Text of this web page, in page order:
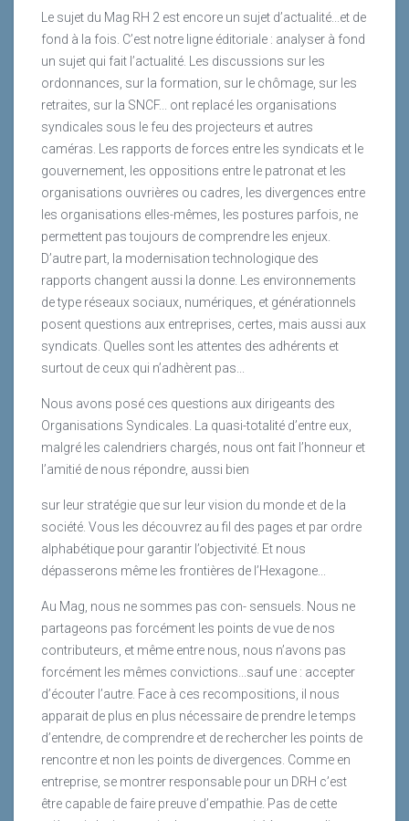
Le sujet du Mag RH 2 est encore un sujet d’actualité...et de
fond à la fois. C’est notre ligne éditoriale : analyser à fond
un sujet qui fait l’actualité. Les discussions sur les
ordonnances, sur la formation, sur le chômage, sur les
retraites, sur la SNCF... ont replacé les organisations
syndicales sous le feu des projecteurs et autres
caméras. Les rapports de forces entre les syndicats et le
gouvernement, les oppositions entre le patronat et les
organisations ouvrières ou cadres, les divergences entre
les organisations elles-mêmes, les postures parfois, ne
permettent pas toujours de comprendre les enjeux.
D’autre part, la modernisation technologique des
rapports changent aussi la donne. Les environnements
de type réseaux sociaux, numériques, et générationnels
posent questions aux entreprises, certes, mais aussi aux
syndicats. Quelles sont les attentes des adhérents et
surtout de ceux qui n’adhèrent pas...
Nous avons posé ces questions aux dirigeants des
Organisations Syndicales. La quasi-totalité d’entre eux,
malgré les calendriers chargés, nous ont fait l’honneur et
l’amitié de nous répondre, aussi bien
sur leur stratégie que sur leur vision du monde et de la
société. Vous les découvrez au fil des pages et par ordre
alphabétique pour garantir l’objectivité. Et nous
dépasserons même les frontières de l’Hexagone...
Au Mag, nous ne sommes pas con- sensuels. Nous ne
partageons pas forcément les points de vue de nos
contributeurs, et même entre nous, nous n’avons pas
forcément les mêmes convictions...sauf une : accepter
d’écouter l’autre. Face à ces recompositions, il nous
apparait de plus en plus nécessaire de prendre le temps
d’entendre, de comprendre et de rechercher les points de
rencontre et non les points de divergences. Comme en
entreprise, se montrer responsable pour un DRH c’est
être capable de faire preuve d’empathie. Pas de cette